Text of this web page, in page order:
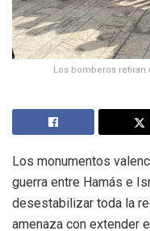
Los bomberos retiran
Los monumentos
guerra entre Hamás e
desestabilizar toda la
amenaza con extender